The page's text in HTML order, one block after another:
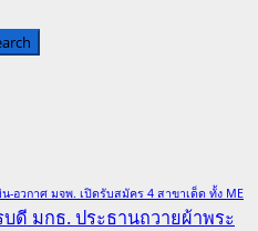
-อวกาศ มจพ. เปิดรับสมัคร 4 สาขาเด็ด ทั้ง ME
ดี มกธ. ประธานถวายผ้าพระ